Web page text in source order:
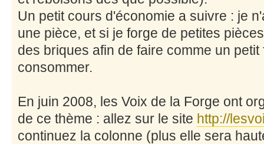
Un petit cours d'économie a suivre : je
une pièce, et si je forge de petites
des briques afin de faire comme un
consommer.
En juin 2008, les Voix de la Forge ont
de ce thème : allez sur le site http://
continuez la colonne (plus elle sera